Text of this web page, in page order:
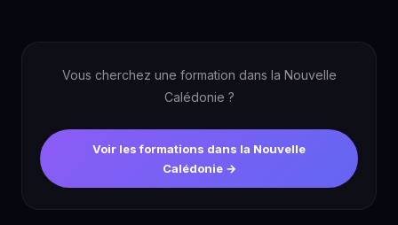
Vous cherchez une formation dans la Nouvelle
Calédonie ?
Voir les formations dans la Nouvelle
Calédonie →